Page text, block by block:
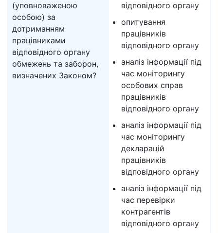
(уповноваженою
особою) за
дотриманням
працівниками
відповідного органу
обмежень та заборон,
визначених Законом?
відповідного органу
опитування
працівників
відповідного органу
аналіз інформації під
час моніторингу
особових справ
працівників
відповідного органу
аналіз інформації під
час моніторингу
декларацій
працівників
відповідного органу
аналіз інформації під
час перевірки
контрагентів
відповідного органу